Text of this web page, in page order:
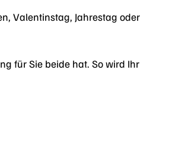
Valentinstag, Jahrestag oder
für Sie beide hat. So wird Ihr